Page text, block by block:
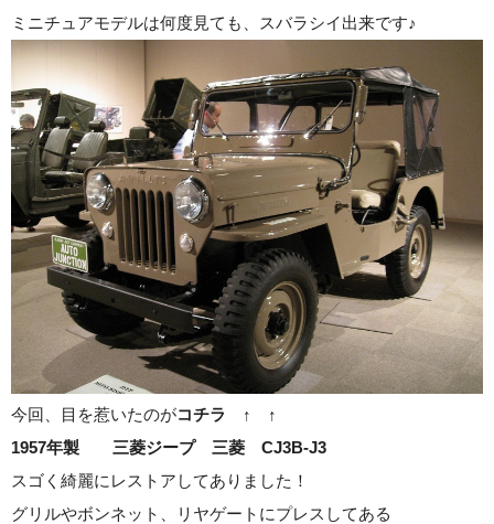
ミニチュアモデルは何度見ても、スバラシイ出来です♪
今回、目を惹いたのがコチラ ↑ ↑
1957年製 三菱ジープ 三菱 CJ3B-J3
スゴく綺麗にレストアしてありました！
グリルやボンネット、リヤゲートにプレスしてある